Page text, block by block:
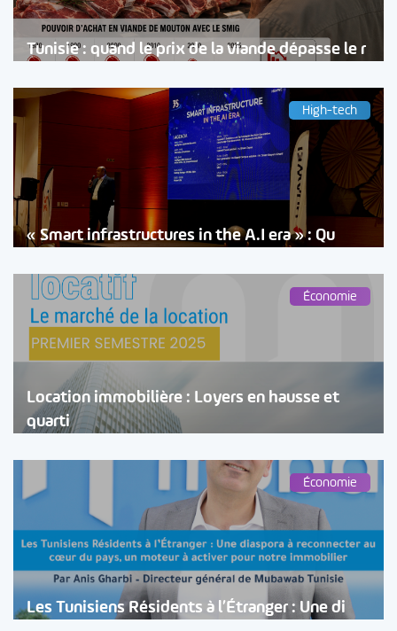
Tunisie : quand le prix de la viande dépasse le r
High-tech
« Smart infrastructures in the A.I era » : Qu
Économie
Location immobilière : Loyers en hausse et
quarti
Économie
Les Tunisiens Résidents à l’Étranger : Une di